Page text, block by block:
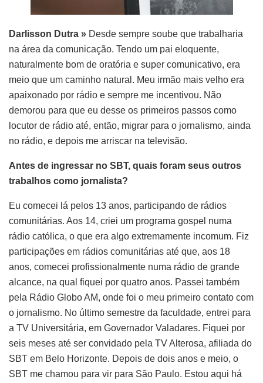
Darlisson Dutra » Desde sempre soube que trabalharia
na área da comunicação. Tendo um pai eloquente,
naturalmente bom de oratória e super comunicativo, era
meio que um caminho natural. Meu irmão mais velho era
apaixonado por rádio e sempre me incentivou. Não
demorou para que eu desse os primeiros passos como
locutor de rádio até, então, migrar para o jornalismo, ainda
no rádio, e depois me arriscar na televisão.
Antes de ingressar no SBT, quais foram seus outros
trabalhos como jornalista?
Eu comecei lá pelos 13 anos, participando de rádios
comunitárias. Aos 14, criei um programa gospel numa
rádio católica, o que era algo extremamente incomum. Fiz
participações em rádios comunitárias até que, aos 18
anos, comecei profissionalmente numa rádio de grande
alcance, na qual fiquei por quatro anos. Passei também
pela Rádio Globo AM, onde foi o meu primeiro contato com
o jornalismo. No último semestre da faculdade, entrei para
a TV Universitária, em Governador Valadares. Fiquei por
seis meses até ser convidado pela TV Alterosa, afiliada do
SBT em Belo Horizonte. Depois de dois anos e meio, o
SBT me chamou para vir para São Paulo. Estou aqui há